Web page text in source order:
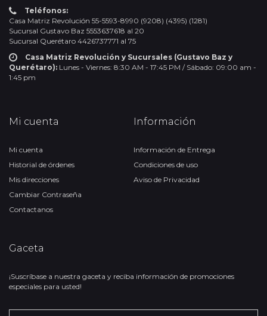
Teléfonos:
Casa Matriz Revolución 55-5593-8990 (9208) (4395) (1281)
Sucursal Gustavo Baz 5553637618 al 20
Sucursal Querétaro 4426737771 al 75
Casa Matriz Revolución y Sucursales (Gustavo Baz y
Querétaro): Lunes - Viernes: 8:30 AM - 17:45 PM / Sábado: 09:00 am -
1:45 pm
Mi cuenta
Mi cuenta
Historial de órdenes
Mis direcciones
Cambiar Contraseña
Contactanos
Información
Información de Entrega
Condiciones de uso
Aviso de Privacidad
Gaceta
¡Suscríbase a nuestra gaceta y reciba información de promociones
especiales para usted!